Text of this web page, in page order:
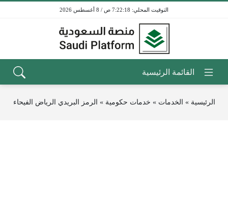
7:22:18 ص / 8 أغسطس 2026
الرئيسية » الخدمات » خدمات حكومية » الرمز البريدي الرياض الفيحاء